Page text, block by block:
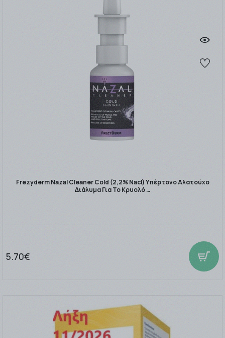
Frezyderm Nazal Cleaner Cold (2,2% Nacl) Υπέρτονο Αλατούχο
Διάλυμα Για Το Κρυολό …
5.70€